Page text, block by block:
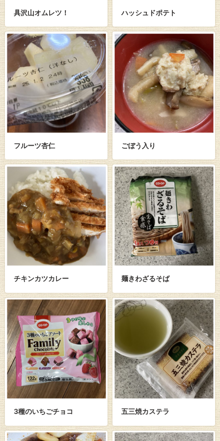
具沢山オムレツ！ ハッシュドポテト
フルーツ杏仁 ごぼう入り
チキンカツカレー 麺きわざるそば
3種のいちごチョコ 五三焼カステラ